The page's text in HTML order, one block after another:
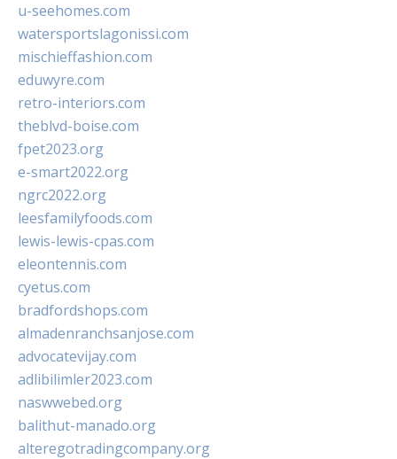
u-seehomes.com
watersportslagonissi.com
mischieffashion.com
eduwyre.com
retro-interiors.com
theblvd-boise.com
fpet2023.org
e-smart2022.org
ngrc2022.org
leesfamilyfoods.com
lewis-lewis-cpas.com
eleontennis.com
cyetus.com
bradfordshops.com
almadenranchsanjose.com
advocatevijay.com
adlibilimler2023.com
naswwebed.org
balithut-manado.org
alteregotradingcompany.org